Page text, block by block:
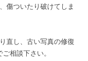
傷ついたり破けてしま
直し、古い写真の修復
相談下さい。